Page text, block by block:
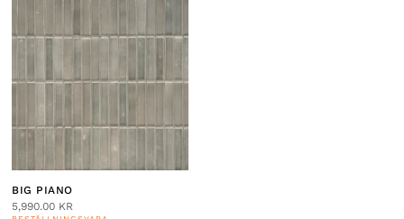
BIG PIANO
5,990.00 KR